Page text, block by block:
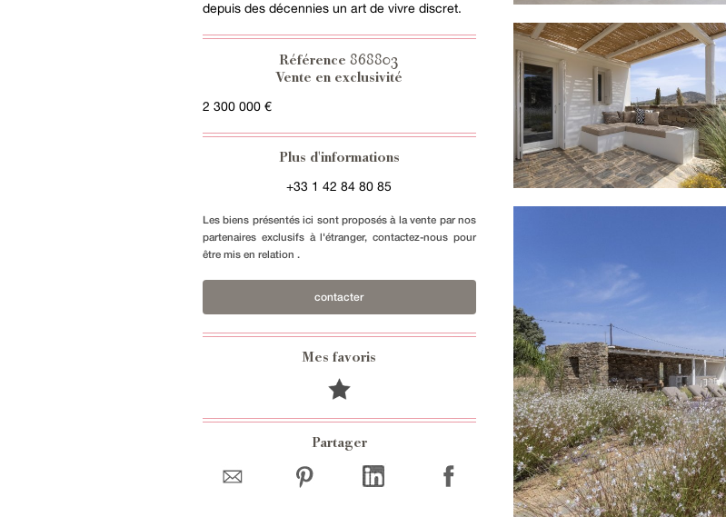
depuis des décennies un art de vivre discret.
Référence868803
Vente en exclusivité
2 300 000 €
Plus d'informations
+33 1 42 84 80 85
Les biens présentés ici sont proposés à la vente par nos
partenaires exclusifs à l'étranger, contactez-nous pour
être mis en relation .
contacter
Mes favoris
Partager